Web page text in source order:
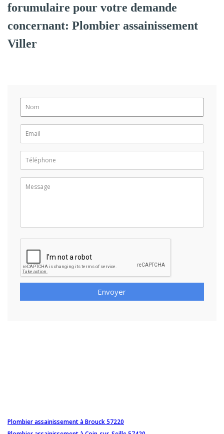
forumulaire pour votre demande
concernant: Plombier assainissement
Viller
Envoyer
Plombier assainissement à Brouck 57220